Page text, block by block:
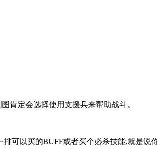
肯定会选择使用支援兵来帮助战斗。
可以买的BUFF或者买个必杀技能,就是说